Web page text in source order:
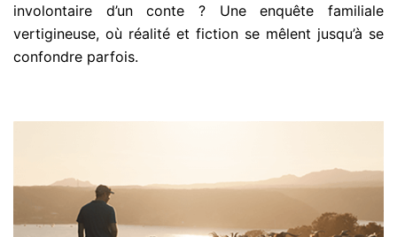
involontaire d’un conte ? Une enquête familiale
vertigineuse, où réalité et fiction se mêlent jusqu’à se
confondre parfois.